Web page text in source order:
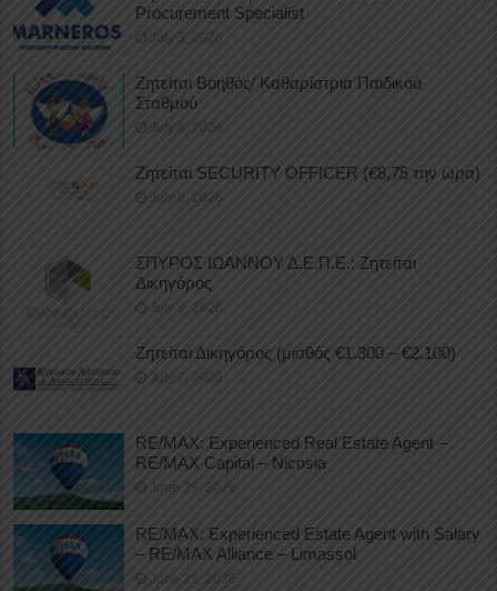
Procurement Specialist
July 9, 2026
Ζητείται Βοηθός/ Καθαρίστρια Παιδικού
Σταθμού
July 8, 2026
Ζητείται SECURITY OFFICER (€8,75 την ώρα)
July 8, 2026
ΣΠΥΡΟΣ ΙΩΑΝΝΟΥ Δ.Ε.Π.Ε.: Ζητείται
Δικηγόρος
July 8, 2026
Ζητείται Δικηγόρος (μισθός €1.300 – €2.100)
July 7, 2026
RE/MAX: Experienced Real Estate Agent –
RE/MAX Capital – Nicosia
June 29, 2026
RE/MAX: Experienced Estate Agent with Salary
– RE/MAX Alliance – Limassol
June 29, 2026